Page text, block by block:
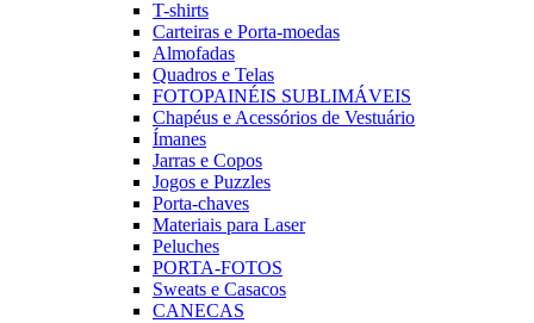
T-shirts
Carteiras e Porta-moedas
Almofadas
Quadros e Telas
FOTOPAINÉIS SUBLIMÁVEIS
Chapéus e Acessórios de Vestuário
Ímanes
Jarras e Copos
Jogos e Puzzles
Porta-chaves
Materiais para Laser
Peluches
PORTA-FOTOS
Sweats e Casacos
CANECAS